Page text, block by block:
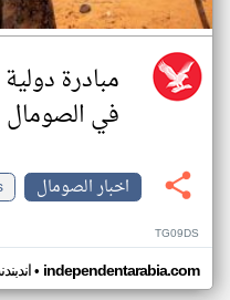
مبادرة
في الصومال
اخبار الصومال
TG09DS
• independentarabia.com